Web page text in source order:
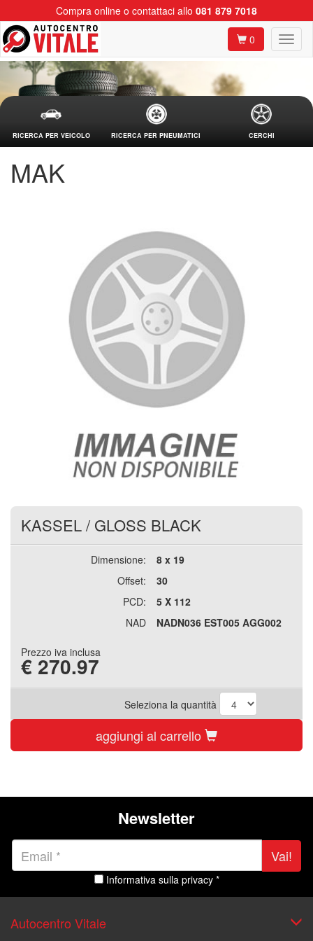
Compra online o contattaci allo 081 879 7018
0
RICERCA PER VEICOLO RICERCA PER PNEUMATICI CERCHI
MAK
KASSEL/ GLOSS BLACK
Dimensione:
8 x 19
Offset:
30
PCD:
5 X 112
NAD
NADN036 EST005 AGG002
Prezzo iva inclusa
€ 270.97
Seleziona la quantità
aggiungi al carrello
Newsletter
Vai!
Informativa sulla privacy *
Autocentro Vitale